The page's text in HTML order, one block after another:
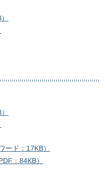
ード：17KB）
：84KB）